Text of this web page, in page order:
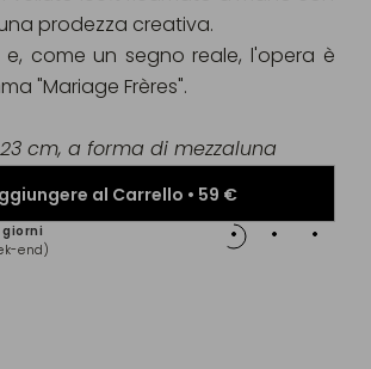
al Carrello • 59 €
end)
prodezza creativa.
come un segno reale, l'opera è
"Mariage Frères".
cm, a forma di mezzaluna